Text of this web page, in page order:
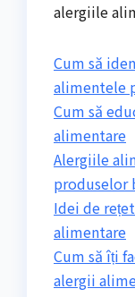
alergiile
Cum să
alimentele
Cum să
alimentare
Alergiile
produselor
Idei de
alimentare
Cum să îți
alergii